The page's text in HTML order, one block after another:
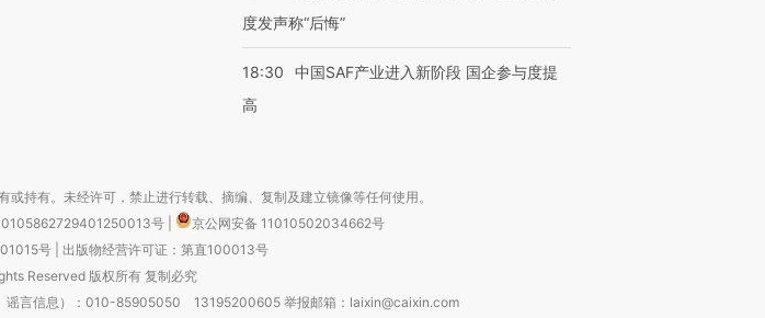
度发声称“后悔”
18:30
中国SAF产业进入新阶段 国企参与度提
高
持有。未经许可，禁止进行转载、摘编、复制及建立镜像等任何使用。
号
京公网安备 11010502034662号
号| 出版物经营许可证：第直100013号
Reserved 版权所有 复制必究
谣言信息）：010-85905050 13195200605 举报邮箱：laixin@caixin.com